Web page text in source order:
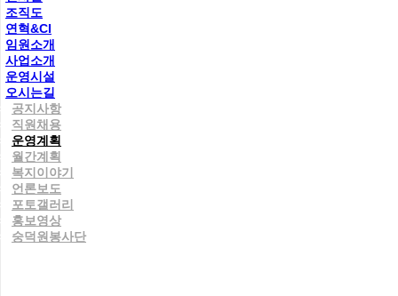
조직도
연혁&CI
임원소개
사업소개
운영시설
오시는길
공지사항
직원채용
운영계획
월간계획
복지이야기
언론보도
포토갤러리
홍보영상
숭덕원봉사단